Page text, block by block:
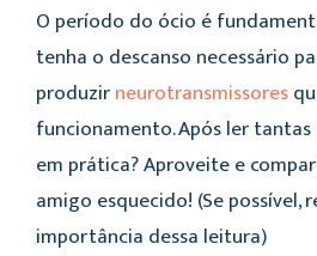
O período do ócio é
tenha o descanso necessário
produzirneurotransmissores
funcionamento. Após ler
em prática? Aproveite e
amigo esquecido! (Se possível,
importância dessa leitura)